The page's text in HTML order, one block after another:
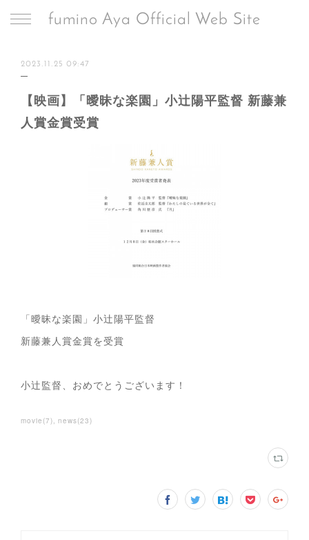
fumino Aya Official Web Site
2023.11.25 09:47
【映画】「曖昧な楽園」小辻陽平監督 新藤兼
人賞金賞受賞
「曖昧な楽園」小辻陽平監督
新藤兼人賞金賞を受賞
小辻監督、おめでとうございます！
movie (7) news(23)